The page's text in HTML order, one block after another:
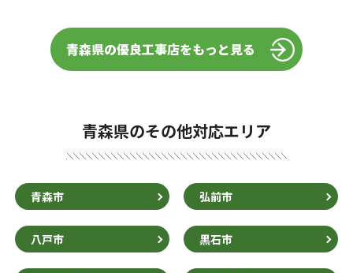
青森県の優良工事店をもっと見る
青森県のその他対応エリア
青森市 弘前市
八戸市 黒石市